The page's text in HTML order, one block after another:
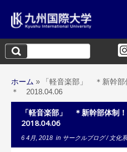
検
索:
ホーム »
「軽音楽部」 ＊新幹
＊ 2018.04.06
「軽音楽部」 ＊新幹部体制
2018.04.06
6 4月, 2018 in サークルブログ/ 文化